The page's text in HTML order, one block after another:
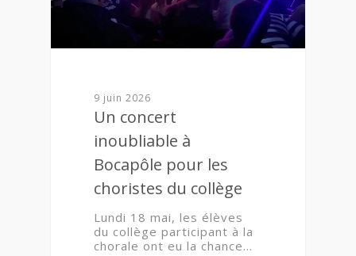
9 juin 2026
Un concert
inoubliable à
Bocapôle pour les
choristes du collège
Lundi 18 mai, les élèves
du collège participant à la
chorale ont eu la chance…